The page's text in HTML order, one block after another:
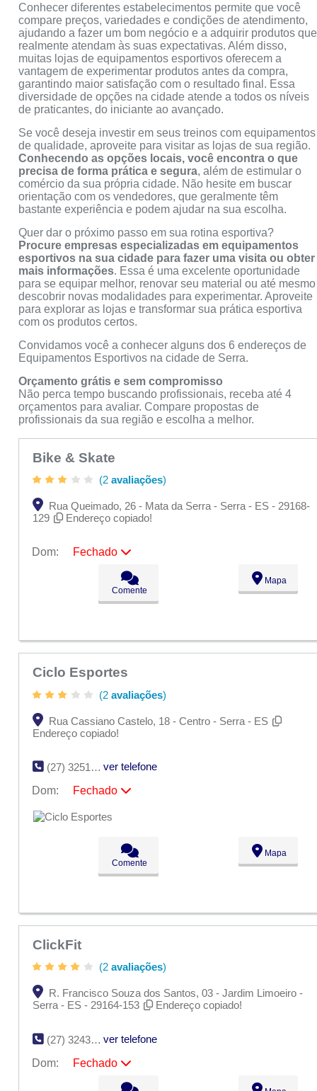
Conhecer diferentes estabelecimentos permite que você
compare preços, variedades e condições de atendimento,
ajudando a fazer um bom negócio e a adquirir produtos que
realmente atendam às suas expectativas. Além disso,
muitas lojas de equipamentos esportivos oferecem a
vantagem de experimentar produtos antes da compra,
garantindo maior satisfação com o resultado final. Essa
diversidade de opções na cidade atende a todos os níveis
de praticantes, do iniciante ao avançado.
Se você deseja investir em seus treinos com equipamentos
de qualidade, aproveite para visitar as lojas de sua região.
Conhecendo as opções locais, você encontra o que
precisa de forma prática e segura, além de estimular o
comércio da sua própria cidade. Não hesite em buscar
orientação com os vendedores, que geralmente têm
bastante experiência e podem ajudar na sua escolha.
Quer dar o próximo passo em sua rotina esportiva?
Procure empresas especializadas em equipamentos
esportivos na sua cidade para fazer uma visita ou obter
mais informações. Essa é uma excelente oportunidade
para se equipar melhor, renovar seu material ou até mesmo
descobrir novas modalidades para experimentar. Aproveite
para explorar as lojas e transformar sua prática esportiva
com os produtos certos.
Convidamos você a conhecer alguns dos 6 endereços de
Equipamentos Esportivos na cidade de Serra.
Orçamento grátis e sem compromisso
Não perca tempo buscando profissionais, receba até 4
orçamentos para avaliar. Compare propostas de
profissionais da sua região e escolha a melhor.
Bike & Skate
(2 avaliações)
Rua Queimado, 26 - Mata da Serra - Serra - ES - 29168-
129
Endereço copiado!
Dom:
Fechado
09:00 - 18:00
09:00 - 18:00
09:00 - 18:00
Comente
Mapa
Ciclo Esportes
(2 avaliações)
Rua Cassiano Castelo, 18 - Centro - Serra - ES
Endereço copiado!
(27) 3251-2213
ver telefone
Dom:
Fechado
Seg:
Ter:
09:00 - 18:00
09:00 - 18:00
09:00 - 18:00
Fechado
Comente
Mapa
ClickFit
(2 avaliações)
R. Francisco Souza dos Santos, 03 - Jardim Limoeiro -
Serra - ES - 29164-153
Endereço copiado!
(27) 3243-8209
ver telefone
Dom:
Fechado
09:00 - 18:00